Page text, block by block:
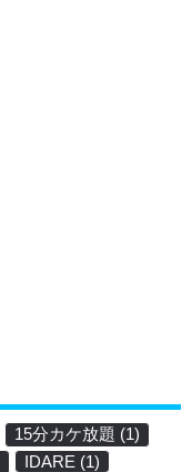
15分カケ放題 (1)
IDARE (1)